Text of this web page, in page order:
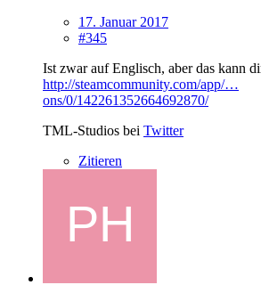
17. Januar 2017
#345
Ist zwar auf Englisch, aber das kann
http://steamcommunity.com/app/…
ons/0/142261352664692870/
TML-Studios bei Twitter
Zitieren